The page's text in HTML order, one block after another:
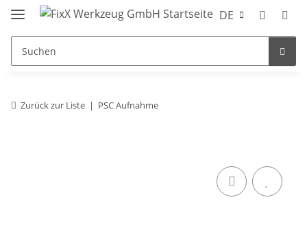
DE
Zurück zur Liste PSC Aufnahme